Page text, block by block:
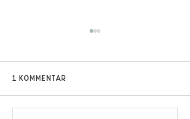
1 kommentar